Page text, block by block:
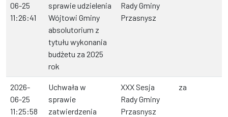
06-25
11:26:41
sprawie udzielenia
Wójtowi Gminy
absolutorium z
tytułu wykonania
budżetu za 2025
rok
Rady Gminy
Przasnysz
2026-
06-25
11:25:58
Uchwała w
sprawie
zatwierdzenia
XXX Sesja
Rady Gminy
Przasnysz
za